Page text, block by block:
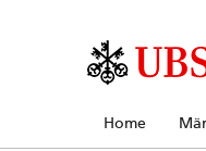
Home